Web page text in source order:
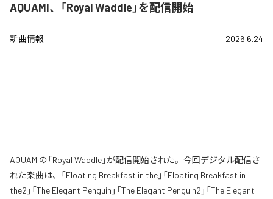
AQUAMI、「Royal Waddle」を配信開始
新曲情報 2026.6.24
AQUAMIの「Royal Waddle」が配信開始された。今回デジタル配信さ
れた楽曲は、「Floating Breakfast in the」「Floating Breakfast in
the2」「The Elegant Penguin」「The Elegant Penguin2」「The Elegant